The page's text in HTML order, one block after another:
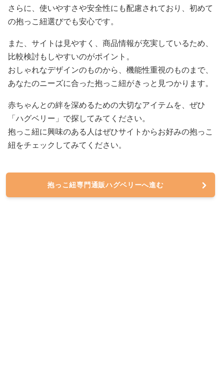
さらに、使いやすさや安全性にも配慮されており、初めて
の抱っこ紐選びでも安心です。
また、サイトは見やすく、商品情報が充実しているため、
比較検討もしやすいのがポイント。
おしゃれなデザインのものから、機能性重視のものまで、
あなたのニーズに合った抱っこ紐がきっと見つかります。
赤ちゃんとの絆を深めるための大切なアイテムを、ぜひ
「ハグベリー」で探してみてください。
抱っこ紐に興味のある人はぜひサイトからお好みの抱っこ
紐をチェックしてみてください。
抱っこ紐専門通販ハグベリーへ進む